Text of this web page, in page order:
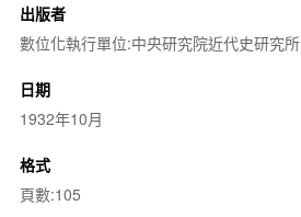
出版者
數位化執行單位:中央研究院近代史研究所
日期
1932年10月
格式
頁數:105